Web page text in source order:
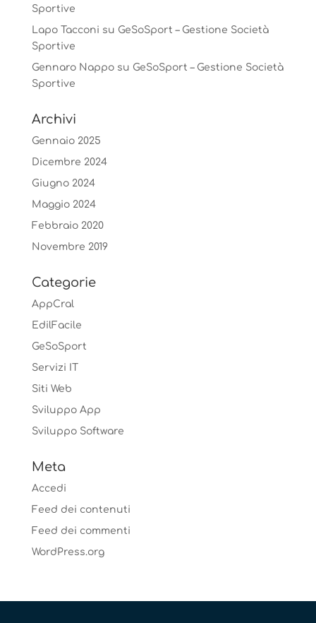
Sportive
Lapo Tacconi su GeSoSport – Gestione Società
Sportive
Gennaro Napposu GeSoSport – Gestione Società
Sportive
Archivi
Gennaio 2025
Dicembre 2024
Giugno 2024
Maggio 2024
Febbraio 2020
Novembre 2019
Categorie
AppCral
EdilFacile
GeSoSport
Servizi IT
Siti Web
Sviluppo App
Sviluppo Software
Meta
Accedi
Feed dei contenuti
Feed dei commenti
WordPress.org